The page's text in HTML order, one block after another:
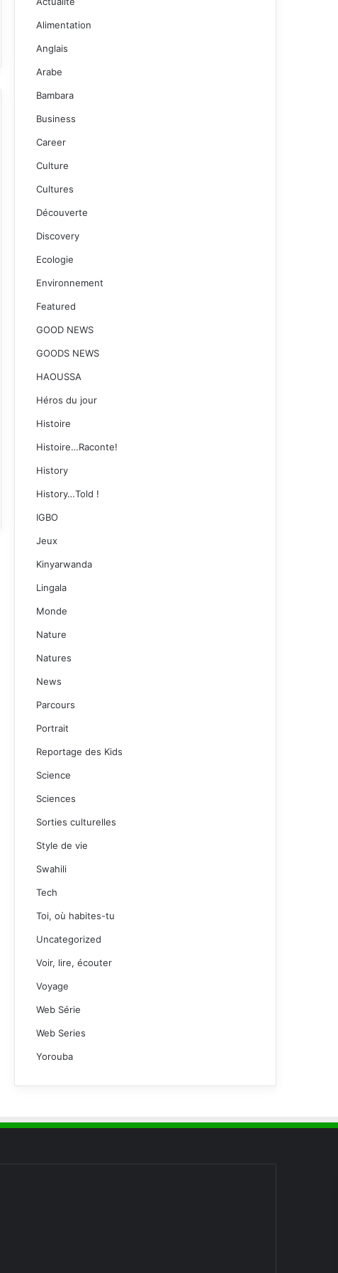
Alimentation
Anglais
Arabe
Bambara
Business
Career
Culture
Cultures
Découverte
Discovery
Ecologie
Environnement
Featured
GOOD NEWS
GOODS NEWS
HAOUSSA
Héros du jour
Histoire
Histoire…Raconte!
History
History…Told !
IGBO
Jeux
Kinyarwanda
Lingala
Monde
Nature
Natures
News
Parcours
Portrait
Reportage des Kids
Science
Sciences
Sorties culturelles
Style de vie
Swahili
Tech
Toi, où habites-tu
Uncategorized
Voir, lire, écouter
Voyage
Web Série
Web Series
Yorouba